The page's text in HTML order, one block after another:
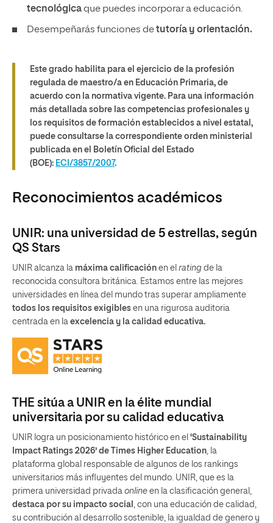
tecnológicaque puedes incorporar a educación.
Desempeñarás funciones detutoría y orientación.
Este grado habilita para el ejercicio de la profesión
regulada de maestro/a en Educación Primaria, de
acuerdo con la normativa vigente. Para una información
más detallada sobre las competencias profesionales y
los requisitos de formación establecidos a nivel estatal,
puede consultarse la correspondiente orden ministerial
publicada en el Boletín Oficial del Estado
(BOE): ECI/3857/2007.
Reconocimientos académicos
UNIR: una universidad de 5 estrellas, según
QS Stars
UNIR alcanza la máxima calificación en el rating de la
reconocida consultora británica. Estamos entre las mejores
universidades en línea del mundo tras superar ampliamente
todos los requisitos exigibles en una rigurosa auditoria
centrada en la excelencia y la calidad educativa.
THE sitúa a UNIR en la élite mundial
universitaria por su calidad educativa
UNIR logra un posicionamiento histórico en el ‘Sustainability
Impact Ratings 2026’ de Times Higher Education , la
plataforma global responsable de algunos de los rankings
universitarios más influyentes del mundo. UNIR, que es la
primera universidad privada online en la clasificación general,
destaca por su impacto social
, con una educación de calidad,
su contribución al desarrollo sostenible, la igualdad de genero y